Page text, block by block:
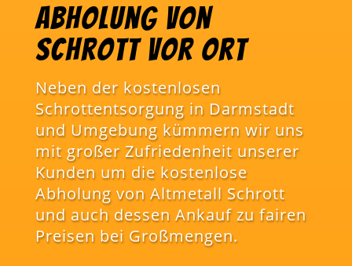
Abholung von
Schrott vor Ort
Neben der kostenlosen
Schrottentsorgung in Darmstadt
und Umgebung kümmern wir uns
mit großer Zufriedenheit unserer
Kunden um die kostenlose
Abholung von Altmetall Schrott
und auch dessen Ankauf zu fairen
Preisen bei Großmengen.